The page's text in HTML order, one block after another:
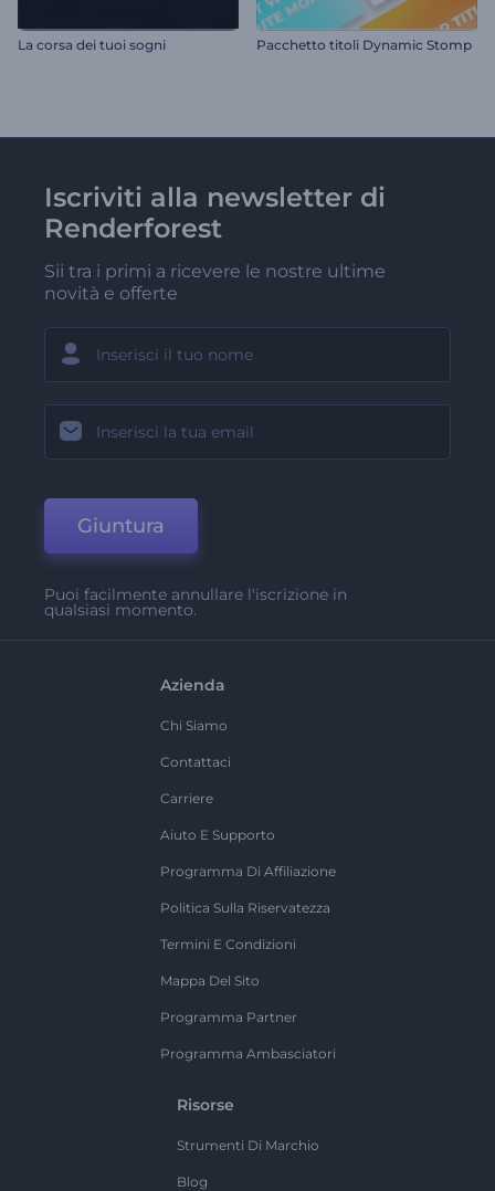
La corsa dei tuoi sogni Pacchetto titoli Dynamic Stomp
Iscriviti alla newsletter di
Renderforest
Sii tra i primi a ricevere le nostre ultime
novità e offerte
Giuntura
Puoi facilmente annullare l'iscrizione in
qualsiasi momento.
Azienda
Chi Siamo
Contattaci
Carriere
Aiuto E Supporto
Programma Di Affiliazione
Politica Sulla Riservatezza
Termini E Condizioni
Mappa Del Sito
Programma Partner
Programma Ambasciatori
Risorse
Strumenti Di Marchio
Blog